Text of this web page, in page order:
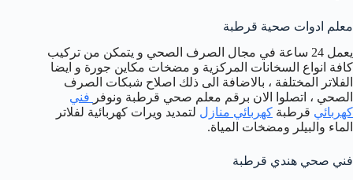
معلم ادوات صحية قرطبة
يعمل 24 ساعة في مجال الصرف الصحي و يتمكن من تركيب
كافة انواع السخانات المركزية و مضخات مكاين جورة و ايضا
الفلاتر المختلفة ، بالاضافة الى ذلك اصلاح شبكات الصرف
الصحي ، اتصلوا الان برقم معلم صحي قرطبة ونوفر فني
كهربائي قرطبة كهربائي منازل لتمديد ويرات كهربائية لفلاتر
الماء والبيلر ومضخات المياة.
فني صحي هندي قرطبة